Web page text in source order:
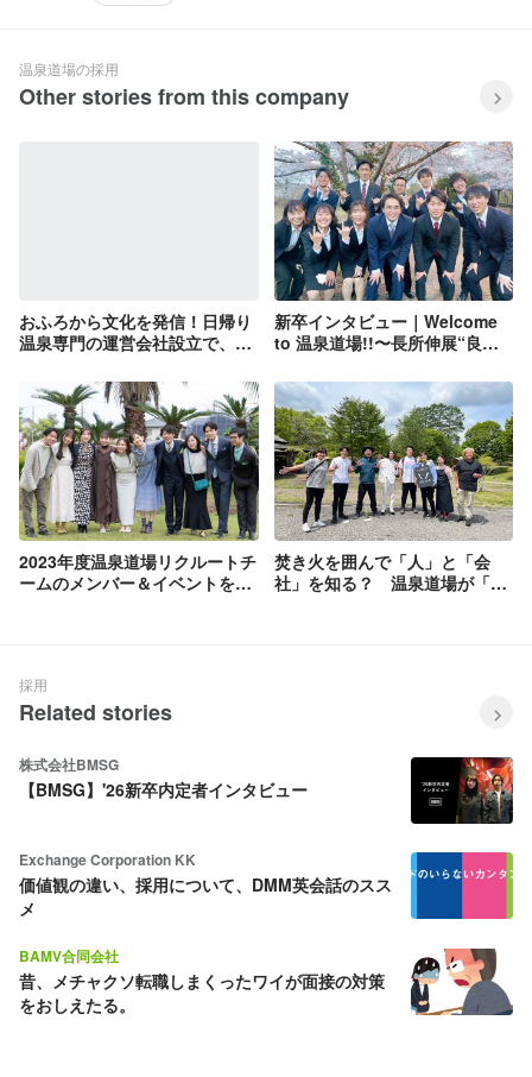
温泉道場の採用
Other stories from this company
おふろから文化を発信！日帰り
温泉専門の運営会社設立で、温
新卒インタビュー｜Welcome
to 温泉道場!!〜長所伸展“良い
う”〜
2023年度温泉道場リクルートチ
ームのメンバー＆イベントを紹
焚き火を囲んで「人」と「会
社」を知る？ 温泉道場が「か
採用
Related stories
株式会社BMSG
【BMSG】'26新卒内定者インタビュー
Exchange Corporation KK
価値観の違い、採用について、DMM英会話のスス
メ
BAMV合同会社
昔、メチャクソ転職しまくったワイが面接の対策
をおしえたる。